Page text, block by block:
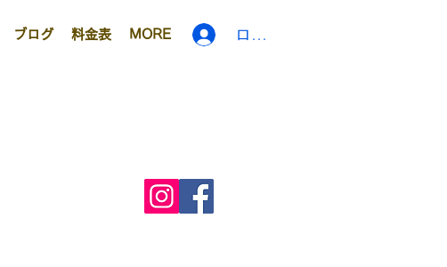
ブログ 料金表 MORE ログイン